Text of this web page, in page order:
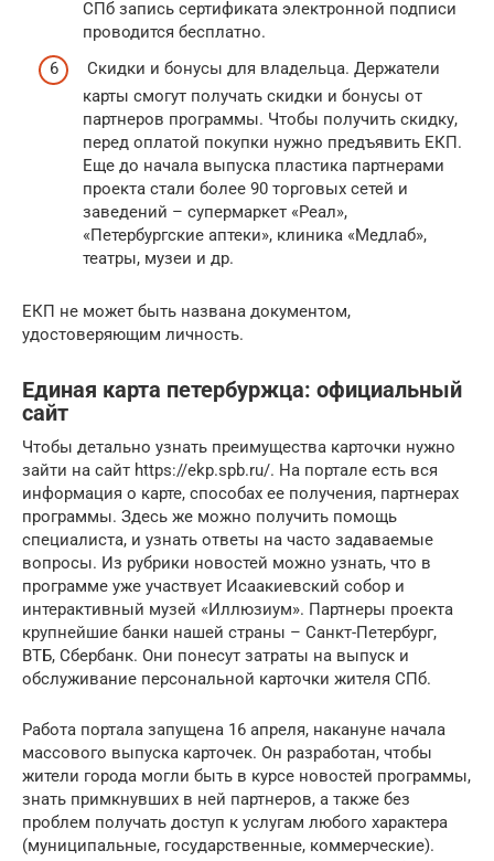
СПб запись сертификата электронной подписи
проводится бесплатно.
Скидки и бонусы для владельца. Держатели
карты смогут получать скидки и бонусы от
партнеров программы. Чтобы получить скидку,
перед оплатой покупки нужно предъявить ЕКП.
Еще до начала выпуска пластика партнерами
проекта стали более 90 торговых сетей и
заведений – супермаркет «Реал»,
«Петербургские аптеки», клиника «Медлаб»,
театры, музеи и др.
ЕКП не может быть названа документом,
удостоверяющим личность.
Единая карта петербуржца: официальный
сайт
Чтобы детально узнать преимущества карточки нужно
зайти на сайт https://ekp.spb.ru/. На портале есть вся
информация о карте, способах ее получения, партнерах
программы. Здесь же можно получить помощь
специалиста, и узнать ответы на часто задаваемые
вопросы. Из рубрики новостей можно узнать, что в
программе уже участвует Исаакиевский собор и
интерактивный музей «Иллюзиум». Партнеры проекта
крупнейшие банки нашей страны – Санкт-Петербург,
ВТБ, Сбербанк. Они понесут затраты на выпуск и
обслуживание персональной карточки жителя СПб.
Работа портала запущена 16 апреля, накануне начала
массового выпуска карточек. Он разработан, чтобы
жители города могли быть в курсе новостей программы,
знать примкнувших в ней партнеров, а также без
проблем получать доступ к услугам любого характера
(муниципальные, государственные, коммерческие).